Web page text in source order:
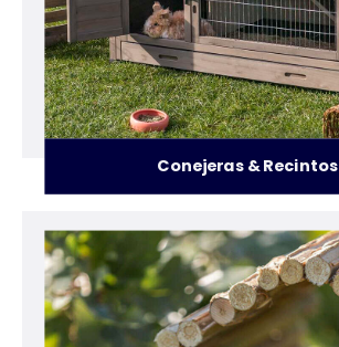
Conejeras & Recintos